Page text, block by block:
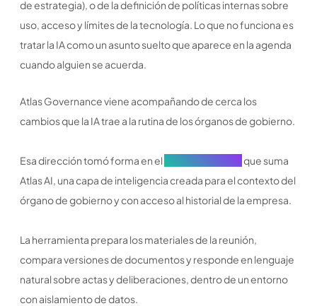
de estrategia), o de la definición de políticas internas sobre
uso, acceso y límites de la tecnología. Lo que no funciona es
tratar la IA como un asunto suelto que aparece en la agenda
cuando alguien se acuerda.
Atlas Governance viene acompañando de cerca los
cambios que la IA trae a la rutina de los órganos de gobierno.
Esa dirección tomó forma en el
que suma
Atlas AI, una capa de inteligencia creada para el contexto del
órgano de gobierno y con acceso al historial de la empresa.
La herramienta prepara los materiales de la reunión,
compara versiones de documentos y responde en lenguaje
natural sobre actas y deliberaciones, dentro de un entorno
con aislamiento de datos.